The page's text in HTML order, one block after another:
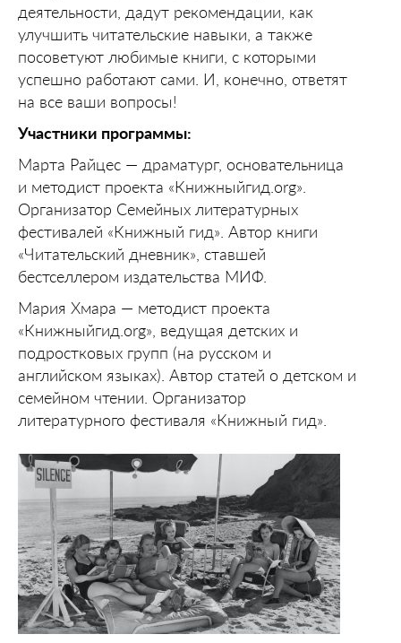
деятельности, дадут рекомендации, как
улучшить читательские навыки, а также
посоветуют любимые книги, с которыми
успешно работают сами. И, конечно, ответят
на все ваши вопросы!
Участники программы:
Марта Райцес — драматург, основательница
и методист проекта «Книжныйгид.org».
Организатор Семейных литературных
фестивалей «Книжный гид». Автор книги
«Читательский дневник», ставшей
бестселлером издательства МИФ.
Мария Хмара — методист проекта
«Книжныйгид.org», ведущая детских и
подростковых групп (на русском и
английском языках). Автор статей о детском и
семейном чтении. Организатор
литературного фестиваля «Книжный гид».